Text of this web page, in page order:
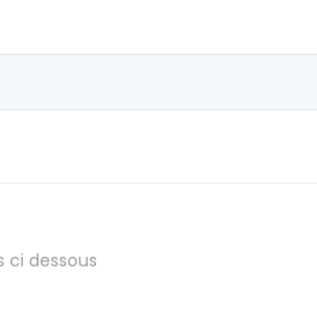
ci dessous